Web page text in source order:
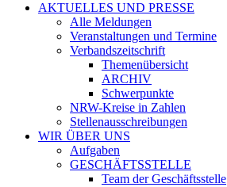
AKTUELLES UND PRESSE
Alle Meldungen
Veranstaltungen und Termine
Verbandszeitschrift
Themenübersicht
ARCHIV
Schwerpunkte
NRW-Kreise in Zahlen
Stellenausschreibungen
WIR ÜBER UNS
Aufgaben
GESCHÄFTSSTELLE
Team der Geschäftsstelle